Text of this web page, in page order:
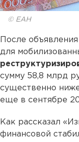
© ЕАН
После
для
сумму 58,8 млрд
существенно
еще в сентябре
Как рассказал
финансовой